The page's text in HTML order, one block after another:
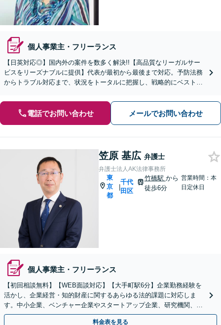
個人事業主・フリーランス
【日英対応◎】国内外の案件を数多く解決!!【高品質なリーガルサー
ビスをリーズナブルに提供】代表が最初から最後まで対応。予防法務
からトラブル対応まで、状況をトータルに把握し、戦略的にベストな
電話でお問い合わせ メールでお問い合わせ
笠原 基広 弁護士
弁護士法人AK法律事務所
東
京
都
|
千代
田区
竹橋駅 から
徒歩6分
営業時間：本
日定休日
個人事業主・フリーランス
【初回相談無料】【WEB面談対応】【大手町駅6分】企業勤務経験を
活かし、企業経営・知的財産に関するあらゆる法的課題に対応しま
す。中小企業、ベンチャー企業やスタートアップ企業、研究機関、個
人事業主まで幅広くサポート【休日・夜間相談可】
料金表を見る